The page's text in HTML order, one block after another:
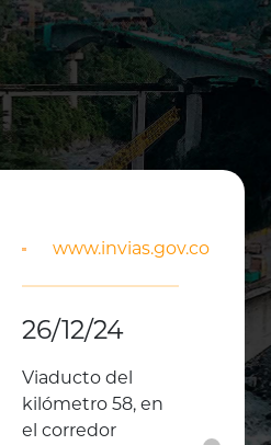
www.invias.gov.co
26/12/24
Viaducto del
kilómetro 58, en
el corredor